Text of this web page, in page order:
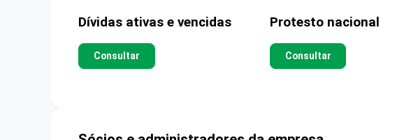
Dívidas ativas e vencidas
Consultar
Protesto nacional
Consultar